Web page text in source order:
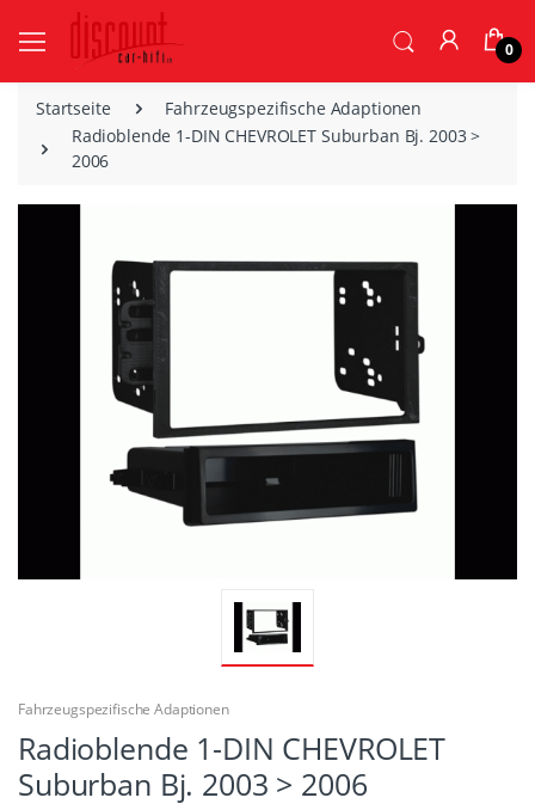
0
Startseite
Fahrzeugspezifische Adaptionen
Radioblende 1-DIN CHEVROLET Suburban Bj. 2003 >
2006
Fahrzeugspezifische Adaptionen
Radioblende 1-DIN CHEVROLET
Suburban Bj. 2003 > 2006